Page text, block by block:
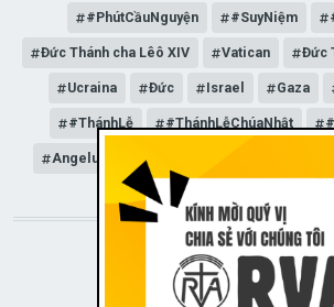
#PhútCầuNguyện #SuyNiệm
Đức Thánh cha Lêô XIV Vatican Đức
Ucraina Đức Israel Gaza
#ThánhLễ #ThánhLễChúaNhật
Angelus Đức Giáo hoàng Lêô XIV
STAY CONNECTED WITH US!